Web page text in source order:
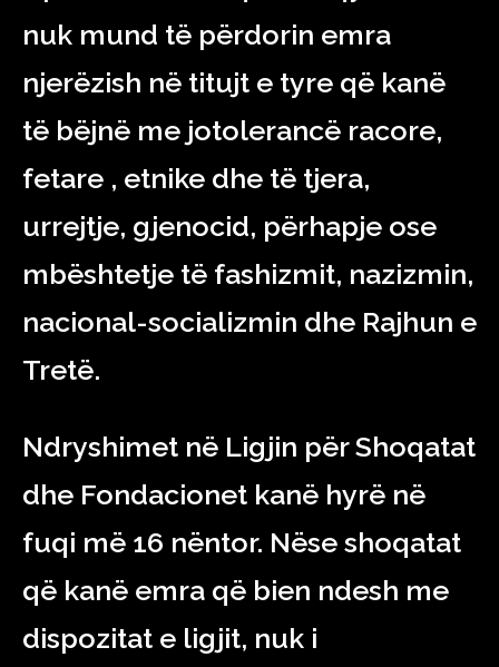
nuk mund të përdorin emra
njerëzish në titujt e tyre që kanë
të bëjnë me jotolerancë racore,
fetare , etnike dhe të tjera,
urrejtje, gjenocid, përhapje ose
mbështetje të fashizmit, nazizmin,
nacional-socializmin dhe Rajhun e
Tretë.
Ndryshimet në Ligjin për Shoqatat
dhe Fondacionet kanë hyrë në
fuqi më 16 nëntor. Nëse shoqatat
që kanë emra që bien ndesh me
dispozitat e ligjit, nuk i